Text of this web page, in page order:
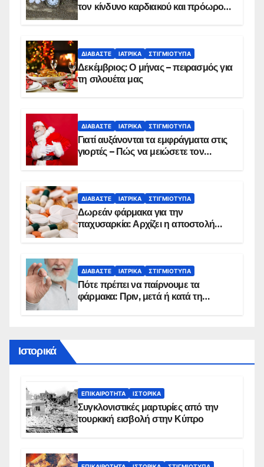
τον κίνδυνο καρδιακού και πρόωρου
ΔΙΑΒΆΣΤΕ ΙΑΤΡΙΚΆ ΣΤΙΓΜΙΌΤΥΠΑ
Δεκέμβριος: Ο μήνας – πειρασμός για
τη σιλουέτα μας
ΔΙΑΒΆΣΤΕ ΙΑΤΡΙΚΆ ΣΤΙΓΜΙΌΤΥΠΑ
Γιατί αυξάνονται τα εμφράγματα στις
γιορτές – Πώς να μειώσετε τον
ΔΙΑΒΆΣΤΕ ΙΑΤΡΙΚΆ ΣΤΙΓΜΙΌΤΥΠΑ
Δωρεάν φάρμακα για την
παχυσαρκία: Αρχίζει η αποστολή
ΔΙΑΒΆΣΤΕ ΙΑΤΡΙΚΆ ΣΤΙΓΜΙΌΤΥΠΑ
Πότε πρέπει να παίρνουμε τα
φάρμακα: Πριν, μετά ή κατά τη
Ιστορικά
ΕΠΙΚΑΙΡΌΤΗΤΑ ΙΣΤΟΡΙΚΆ
Συγκλονιστικές μαρτυρίες από την
τουρκική εισβολή στην Κύπρο